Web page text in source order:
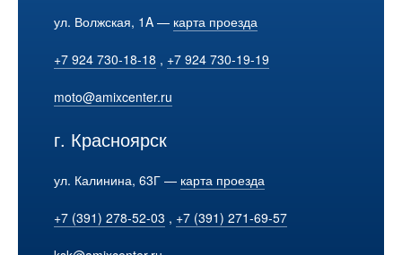
ул. Волжская, 1A — карта проезда
+7 924 730-18-18 , +7 924 730-19-19
moto@amixcenter.ru
г. Красноярск
ул. Калинина, 63Г — карта проезда
+7 (391) 278-52-03 , +7 (391) 271-69-57